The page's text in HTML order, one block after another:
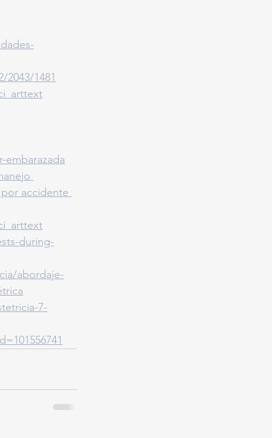
1481
embarazada
accidente
during-
abordaje-
7-